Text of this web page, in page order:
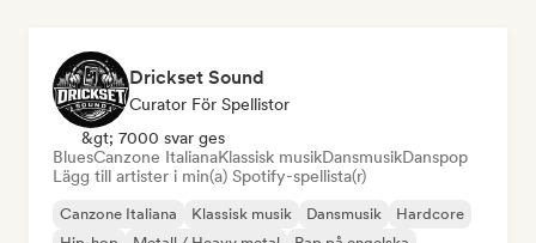
Drickset Sound
Curator För Spellistor
&gt; 7000 svar ges
BluesCanzone ItalianaKlassisk musikDansmusikDanspop
Lägg till artister i min(a) Spotify-spellista(r)
Canzone Italiana Klassisk musik Dansmusik
Hardcore